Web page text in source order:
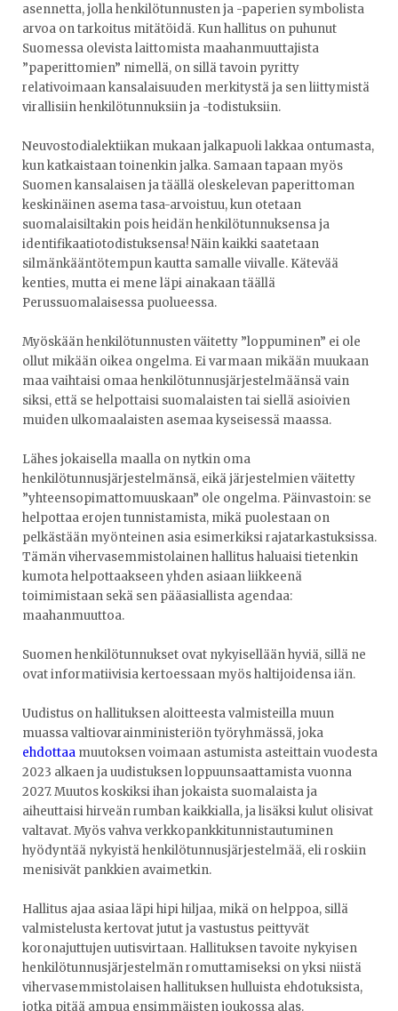
asennetta, jolla henkilötunnusten ja -paperien symbolista
arvoa on tarkoitus mitätöidä. Kun hallitus on puhunut
Suomessa olevista laittomista maahanmuuttajista
”paperittomien” nimellä, on sillä tavoin pyritty
relativoimaan kansalaisuuden merkitystä ja sen liittymistä
virallisiin henkilötunnuksiin ja -todistuksiin.
Neuvostodialektiikan mukaan jalkapuoli lakkaa ontumasta,
kun katkaistaan toinenkin jalka. Samaan tapaan myös
Suomen kansalaisen ja täällä oleskelevan paperittoman
keskinäinen asema tasa-arvoistuu, kun otetaan
suomalaisiltakin pois heidän henkilötunnuksensa ja
identifikaatiotodistuksensa! Näin kaikki saatetaan
silmänkääntötempun kautta samalle viivalle. Kätevää
kenties, mutta ei mene läpi ainakaan täällä
Perussuomalaisessa puolueessa.
Myöskään henkilötunnusten väitetty ”loppuminen” ei ole
ollut mikään oikea ongelma. Ei varmaan mikään muukaan
maa vaihtaisi omaa henkilötunnusjärjestelmäänsä vain
siksi, että se helpottaisi suomalaisten tai siellä asioivien
muiden ulkomaalaisten asemaa kyseisessä maassa.
Lähes jokaisella maalla on nytkin oma
henkilötunnusjärjestelmänsä, eikä järjestelmien väitetty
”yhteensopimattomuuskaan” ole ongelma. Päinvastoin: se
helpottaa erojen tunnistamista, mikä puolestaan on
pelkästään myönteinen asia esimerkiksi rajatarkastuksissa.
Tämän vihervasemmistolainen hallitus haluaisi tietenkin
kumota helpottaakseen yhden asiaan liikkeenä
toimimistaan sekä sen pääasiallista agendaa:
maahanmuuttoa.
Suomen henkilötunnukset ovat nykyisellään hyviä, sillä ne
ovat informatiivisia kertoessaan myös haltijoidensa iän.
Uudistus on hallituksen aloitteesta valmisteilla muun
muassa valtiovarainministeriön työryhmässä, joka
ehdottaa muutoksen voimaan astumista asteittain vuodesta
2023 alkaen ja uudistuksen loppuunsaattamista vuonna
2027. Muutos koskiksi ihan jokaista suomalaista ja
aiheuttaisi hirveän rumban kaikkialla, ja lisäksi kulut olisivat
valtavat. Myös vahva verkkopankkitunnistautuminen
hyödyntää nykyistä henkilötunnusjärjestelmää, eli roskiin
menisivät pankkien avaimetkin.
Hallitus ajaa asiaa läpi hipi hiljaa, mikä on helppoa, sillä
valmistelusta kertovat jutut ja vastustus peittyvät
koronajuttujen uutisvirtaan. Hallituksen tavoite nykyisen
henkilötunnusjärjestelmän romuttamiseksi on yksi niistä
vihervasemmistolaisen hallituksen hulluista ehdotuksista,
jotka pitää ampua ensimmäisten joukossa alas.